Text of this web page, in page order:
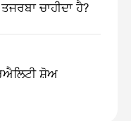
ਚਾਹੀਦਾ ਹੈ?
ਸ਼ੋਅ